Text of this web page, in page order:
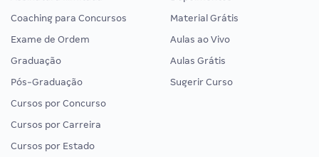
Coaching para Concursos
Exame de Ordem
Graduação
Pós-Graduação
Cursos por Concurso
Cursos por Carreira
Cursos por Estado
Material Grátis
Aulas ao Vivo
Aulas Grátis
Sugerir Curso